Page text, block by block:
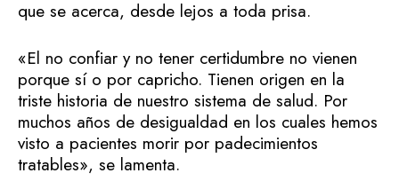
que se acerca, desde lejos a toda prisa.
«El no confiar y no tener certidumbre no vienen
porque sí o por capricho. Tienen origen en la
triste historia de nuestro sistema de salud. Por
muchos años de desigualdad en los cuales hemos
visto a pacientes morir por padecimientos
tratables», se lamenta.